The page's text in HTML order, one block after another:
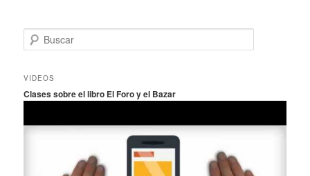
u
c
r
VIDEOS
Clases sobre el libro El Foro y el Bazar